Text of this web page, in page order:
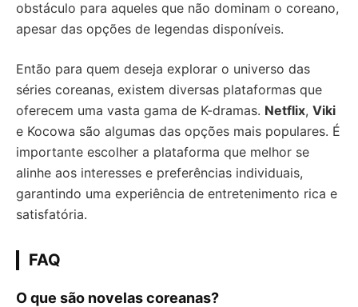
obstáculo para aqueles que não dominam o coreano,
apesar das opções de legendas disponíveis.
Então para quem deseja explorar o universo das
séries coreanas, existem diversas plataformas que
oferecem uma vasta gama de K-dramas. Netflix, Viki
e Kocowa são algumas das opções mais populares. É
importante escolher a plataforma que melhor se
alinhe aos interesses e preferências individuais,
garantindo uma experiência de entretenimento rica e
satisfatória.
FAQ
O que são novelas coreanas?